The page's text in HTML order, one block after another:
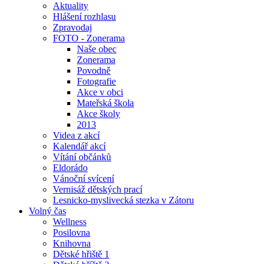
Aktuality
Hlášení rozhlasu
Zpravodaj
FOTO - Zonerama
Naše obec
Zonerama
Povodně
Fotografie
Akce v obci
Mateřská škola
Akce školy
2013
Videa z akcí
Kalendář akcí
Vítání občánků
Eldorádo
Vánoční svícení
Vernisáž dětských prací
Lesnicko-myslivecká stezka v Zátoru
Volný čas
Wellness
Posilovna
Knihovna
Dětské hřiště 1